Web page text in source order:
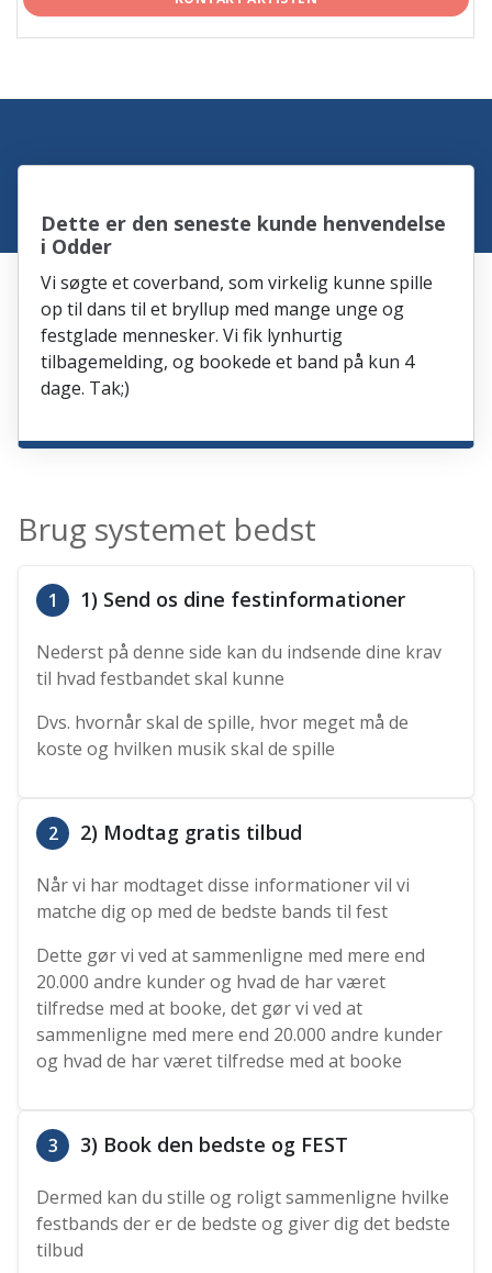
Dette er den seneste kunde henvendelse
i Odder
Vi søgte et coverband, som virkelig kunne spille
op til dans til et bryllup med mange unge og
festglade mennesker. Vi fik lynhurtig
tilbagemelding, og bookede et band på kun 4
dage. Tak;)
Brug systemet bedst
1 1) Send os dine festinformationer
Nederst på denne side kan du indsende dine krav
til hvad festbandet skal kunne
Dvs. hvornår skal de spille, hvor meget må de
koste og hvilken musik skal de spille
2 2) Modtag gratis tilbud
Når vi har modtaget disse informationer vil vi
matche dig op med de bedste bands til fest
Dette gør vi ved at sammenligne med mere end
20.000 andre kunder og hvad de har været
tilfredse med at booke, det gør vi ved at
sammenligne med mere end 20.000 andre kunder
og hvad de har været tilfredse med at booke
3 3) Book den bedste og FEST
Dermed kan du stille og roligt sammenligne hvilke
festbands der er de bedste og giver dig det bedste
tilbud